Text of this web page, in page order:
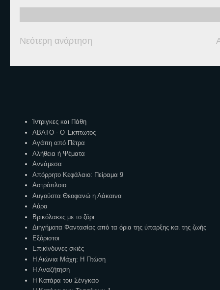
Νεότερη ανάρτηση
Ίντριγκες και Πάθη
ΑΒΑΤΟ - Ο Έκπτωτος
Αγάπη από Πέτρα
Αλήθεια ή Ψέματα
Αννάμεσα
Απόρρητο Κεφάλαιο: Πείραμα 9
Αστρόπλοιο
Αυγούστα Θεοφανώ η Λάκαινα
Αύρα
Βρικόλακες με το ζόρι
Διηγήματα Φαντασίας από τα όρια της ύπαρξης και της ζωής
Εξόριστοι
Επικίνδυνες σκιές
Η Αιώνια Μάχη: Η Πτώση
Η Αναζήτηση
Η Κατάρα του Σένγκαο